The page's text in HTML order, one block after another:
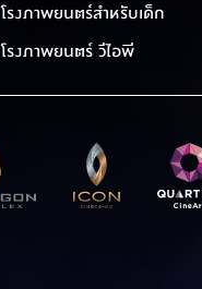
โรงภาพยนตร์สำหรับเด็ก
โรงภาพยนตร์ วีไอพี